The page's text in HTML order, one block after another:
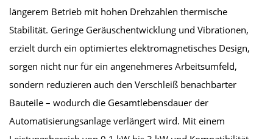
längerem Betrieb mit hohen Drehzahlen thermische
Stabilität. Geringe Geräuschentwicklung und Vibrationen,
erzielt durch ein optimiertes elektromagnetisches Design,
sorgen nicht nur für ein angenehmeres Arbeitsumfeld,
sondern reduzieren auch den Verschleiß benachbarter
Bauteile – wodurch die Gesamtlebensdauer der
Automatisierungsanlage verlängert wird. Mit einem